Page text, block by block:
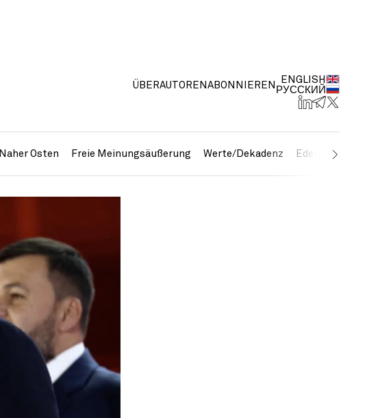
ÜBERAUTOREN ABONNIEREN
ENGLISH
РУССКИЙ
Naher Osten Freie Meinungsäußerung Werte/Dekadenz Edelmetalle